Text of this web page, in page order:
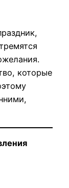
которые